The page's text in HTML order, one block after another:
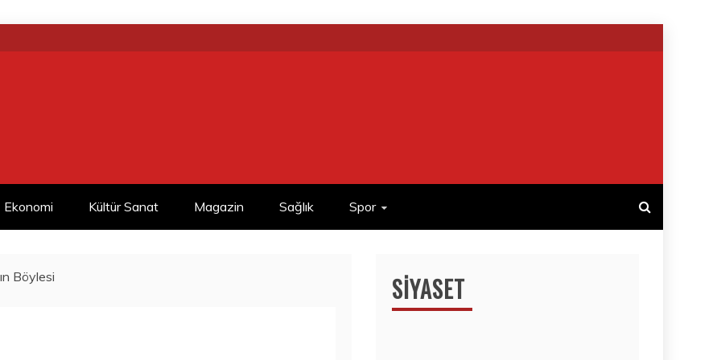
Ekonomi Kültür Sanat Magazin Sağlık Spor
Böylesi SIYASET